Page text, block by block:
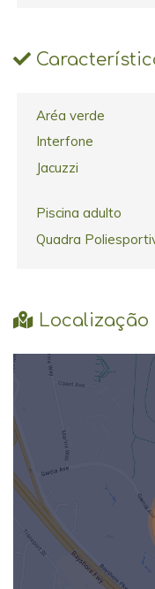
Aréa verde
Interfone
Jacuzzi
Piscina adulto
Quadra
Localização